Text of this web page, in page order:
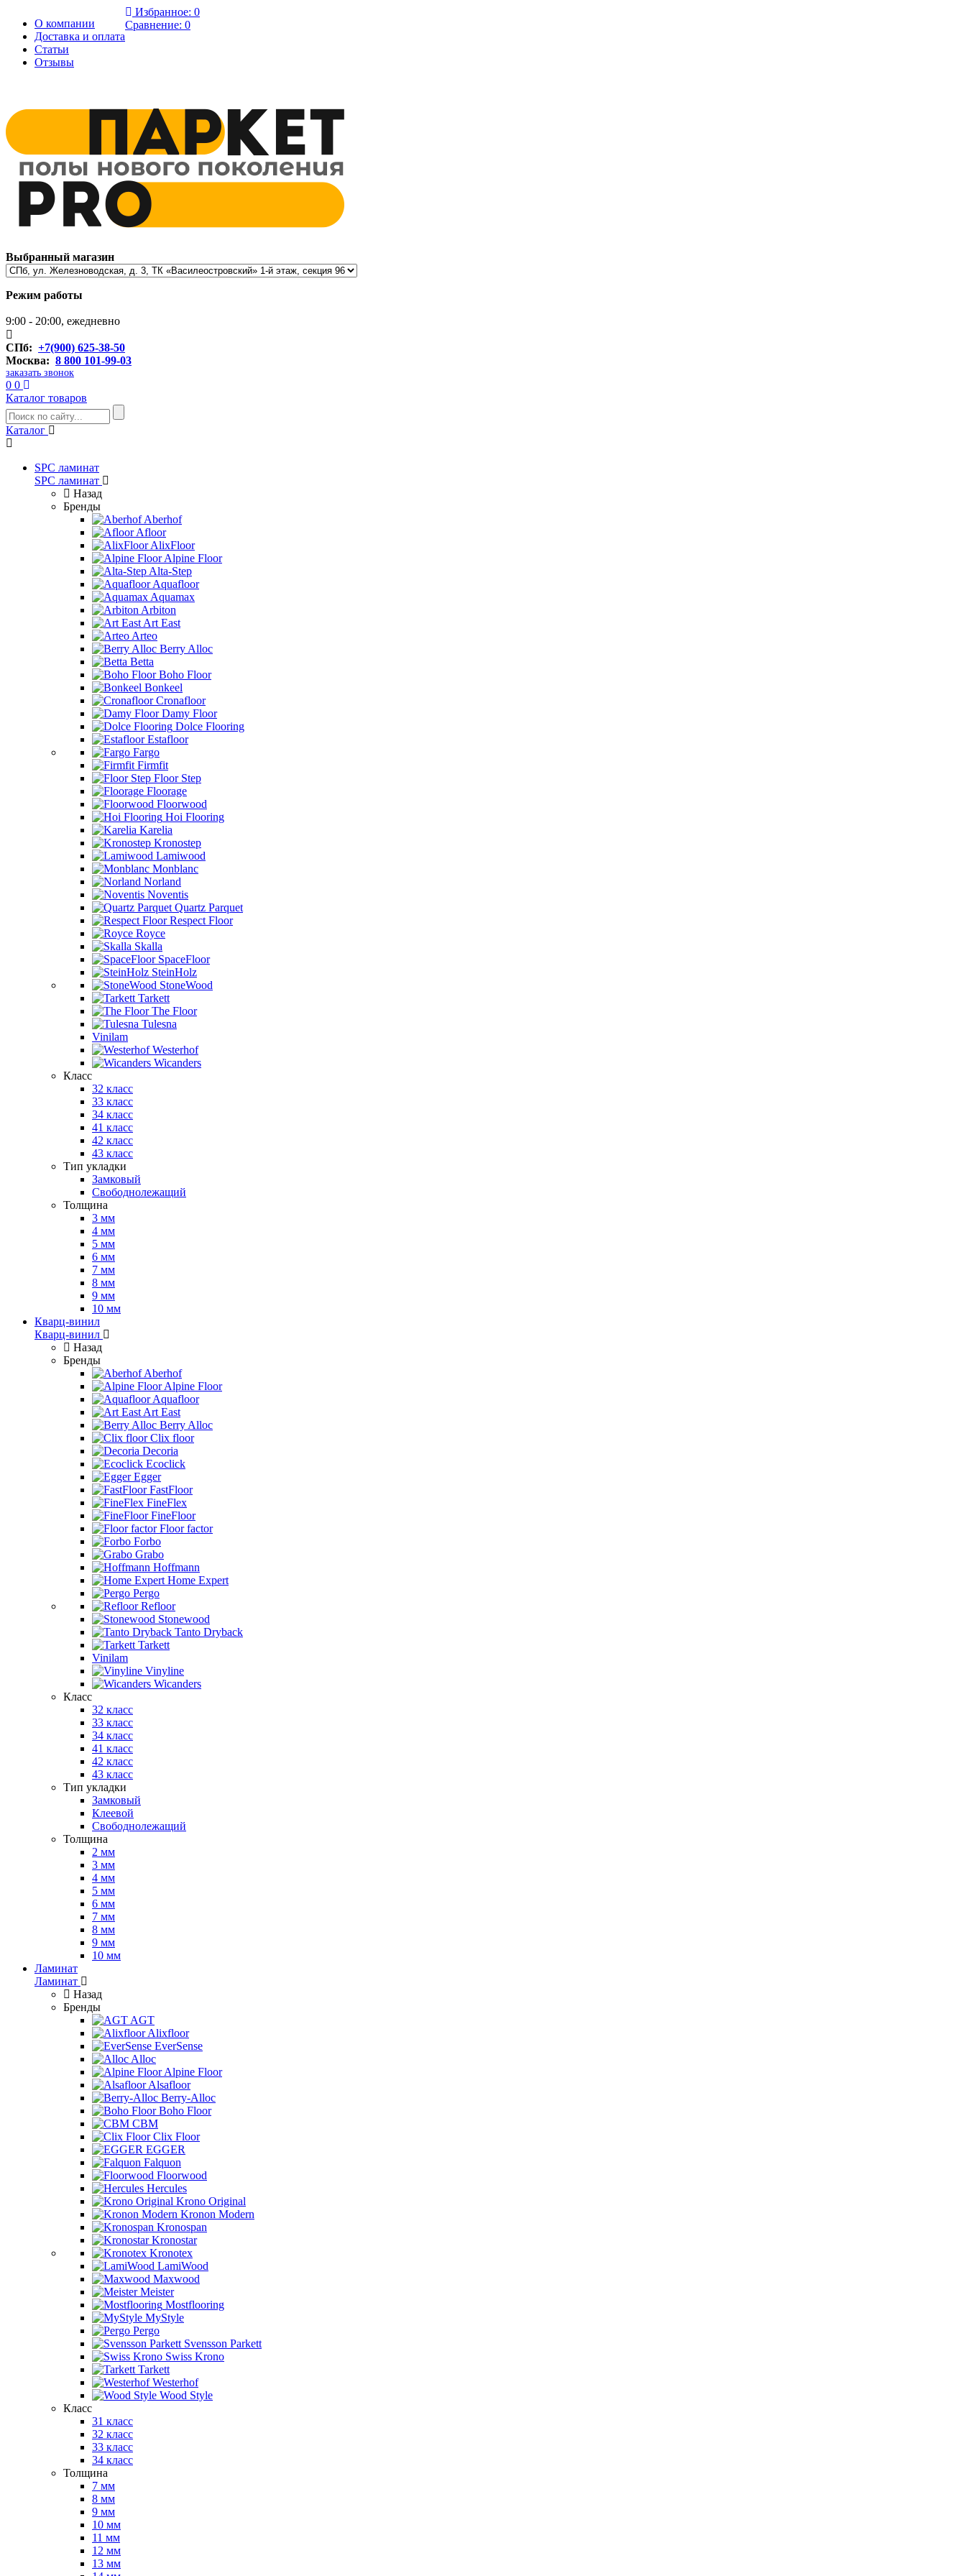
О компании
Доставка и оплата
Статьи
Отзывы
Избранное: 0
Сравнение: 0
Выбранный магазин
Режим работы
9:00 - 20:00, ежедневно
СПб: +7(900) 625-38-50
Москва: 8 800 101-99-03
заказать звонок
0 0
Каталог товаров
Каталог
SPC ламинат
SPC ламинат
Назад
Бренды
Aberhof
Afloor
AlixFloor
Alpine Floor
Alta-Step
Aquafloor
Aquamax
Arbiton
Art East
Arteo
Berry Alloc
Betta
Boho Floor
Bonkeel
Cronafloor
Damy Floor
Dolce Flooring
Estafloor
Fargo
Firmfit
Floor Step
Floorage
Floorwood
Hoi Flooring
Karelia
Kronostep
Lamiwood
Monblanc
Norland
Noventis
Quartz Parquet
Respect Floor
Royce
Skalla
SpaceFloor
SteinHolz
StoneWood
Tarkett
The Floor
Tulesna
Vinilam
Westerhof
Wicanders
Класс
32 класс
33 класс
34 класс
41 класс
42 класс
43 класс
Тип укладки
Замковый
Свободнолежащий
Толщина
3 мм
4 мм
5 мм
6 мм
7 мм
8 мм
9 мм
10 мм
Кварц-винил
Кварц-винил
Назад
Бренды
Aberhof
Alpine Floor
Aquafloor
Art East
Berry Alloc
Clix floor
Decoria
Ecoclick
Egger
FastFloor
FineFlex
FineFloor
Floor factor
Forbo
Grabo
Hoffmann
Home Expert
Pergo
Refloor
Stonewood
Tanto Dryback
Tarkett
Vinilam
Vinyline
Wicanders
Класс
32 класс
33 класс
34 класс
41 класс
42 класс
43 класс
Тип укладки
Замковый
Клеевой
Свободнолежащий
Толщина
2 мм
3 мм
4 мм
5 мм
6 мм
7 мм
8 мм
9 мм
10 мм
Ламинат
Ламинат
Назад
Бренды
AGT
Alixfloor
EverSense
Alloc
Alpine Floor
Alsafloor
Berry-Alloc
Boho Floor
CBM
Clix Floor
EGGER
Falquon
Floorwood
Hercules
Krono Original
Kronon Modern
Kronospan
Kronostar
Kronotex
LamiWood
Maxwood
Meister
Mostflooring
MyStyle
Pergo
Svensson Parkett
Swiss Krono
Tarkett
Westerhof
Wood Style
Класс
31 класс
32 класс
33 класс
34 класс
Толщина
7 мм
8 мм
9 мм
10 мм
11 мм
12 мм
13 мм